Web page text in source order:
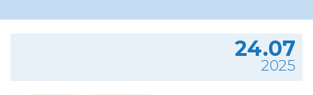
24.07
2025